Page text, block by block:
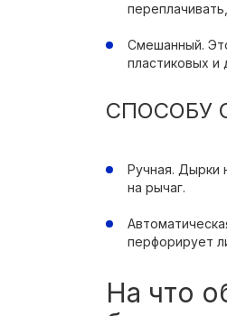
Смешанный.
пластиковых и
СПОСОБУ
Ручная. Дырки
на рычаг.
перфорирует
На что